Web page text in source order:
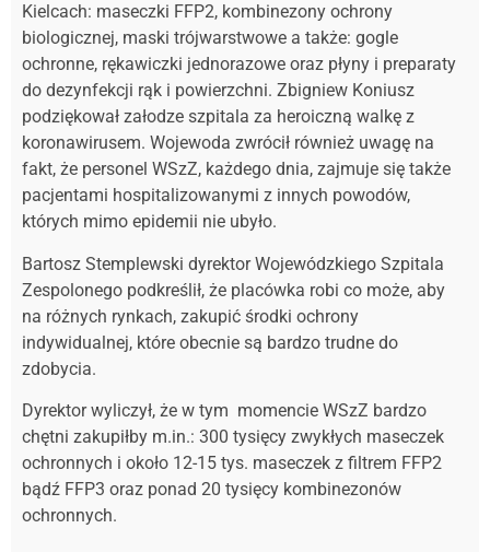
Kielcach: maseczki FFP2, kombinezony ochrony
biologicznej, maski trójwarstwowe a także: gogle
ochronne, rękawiczki jednorazowe oraz płyny i preparaty
do dezynfekcji rąk i powierzchni. Zbigniew Koniusz
podziękował załodze szpitala za heroiczną walkę z
koronawirusem. Wojewoda zwrócił również uwagę na
fakt, że personel WSzZ, każdego dnia, zajmuje się także
pacjentami hospitalizowanymi z innych powodów,
których mimo epidemii nie ubyło.
Bartosz Stemplewski dyrektor Wojewódzkiego Szpitala
Zespolonego podkreślił, że placówka robi co może, aby
na różnych rynkach, zakupić środki ochrony
indywidualnej, które obecnie są bardzo trudne do
zdobycia.
Dyrektor wyliczył, że w tym momencie WSzZ bardzo
chętni zakupiłby m.in.: 300 tysięcy zwykłych maseczek
ochronnych i około 12-15 tys. maseczek z filtrem FFP2
bądź FFP3 oraz ponad 20 tysięcy kombinezonów
ochronnych.